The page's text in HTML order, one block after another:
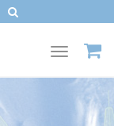
Toggle